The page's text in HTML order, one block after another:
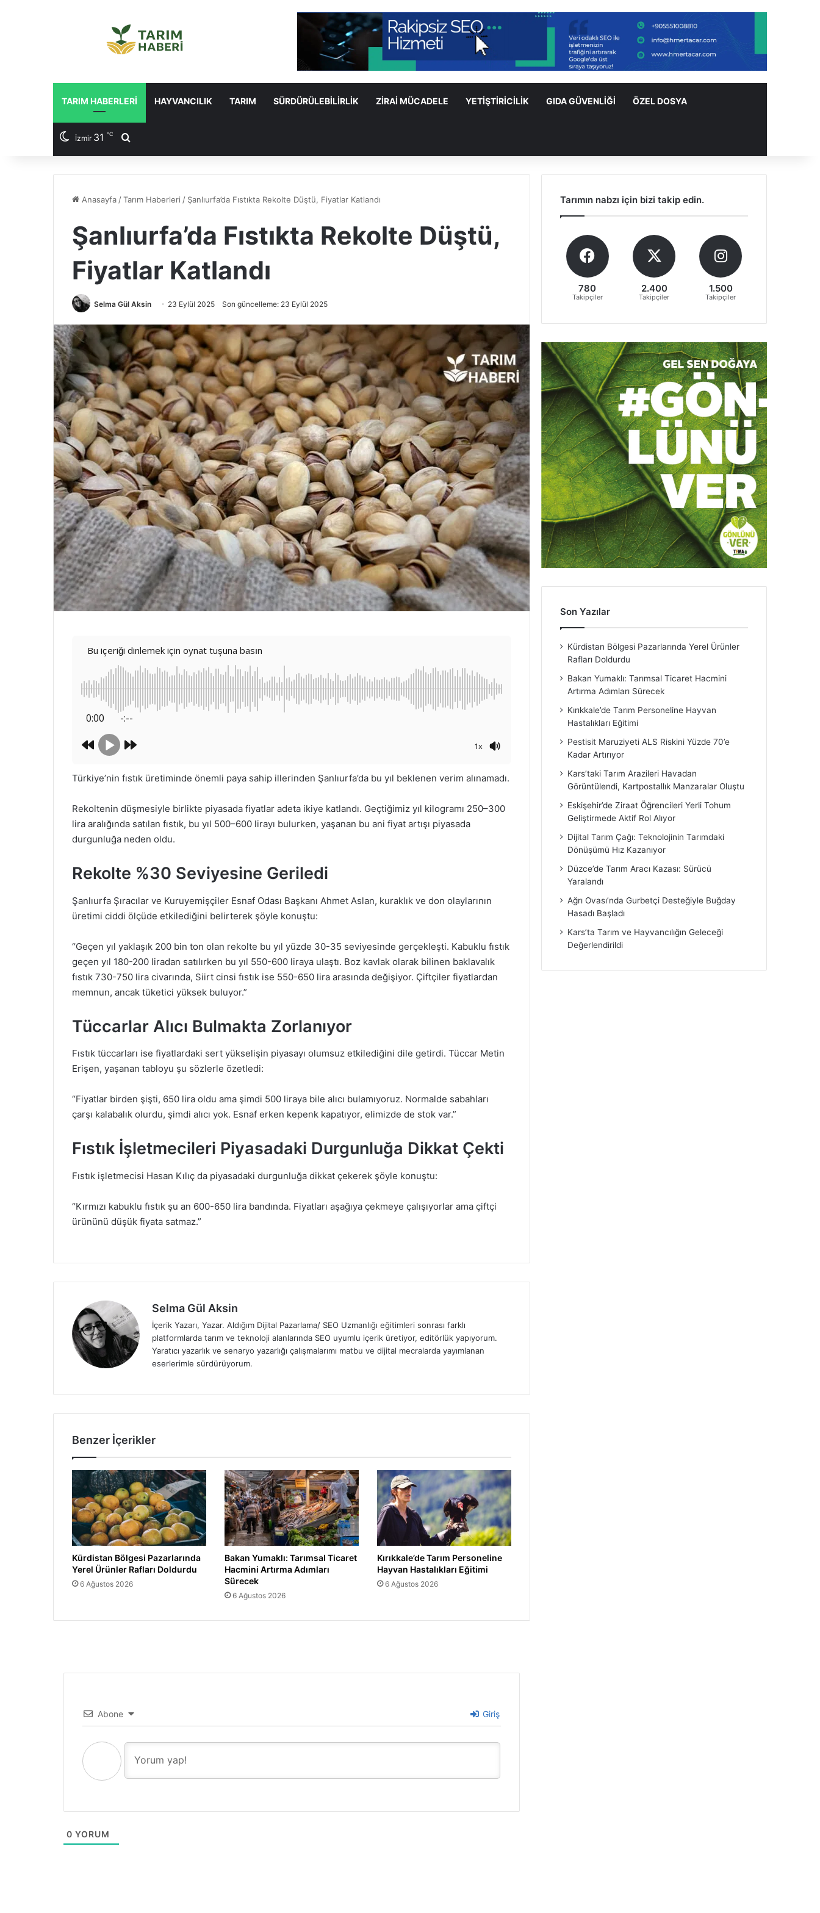
TARIM HABERLERI HAYVANCILIK TARIM SÜRDÜRÜLEBILIRLIK ZIRAI MÜCADELE YETIŞTIRICILIK GIDA GÜVENLIĞI ÖZEL DOSYA
İzmir 31 ℃ Arama yap ...
Anasayfa/Tarım Haberleri / Şanlıurfa’da Fıstıkta Rekolte Düştü, Fiyatlar Katlandı
Şanlıurfa’da Fıstıkta Rekolte Düştü,
Fiyatlar Katlandı
Selma Gül Aksin 23 Eylül 2025 Son güncelleme: 23 Eylül 2025
Bu içeriği dinlemek için oynat tuşuna basın
0:00 -:--
1x
Türkiye’nin fıstık üretiminde önemli paya sahip illerinden Şanlıurfa’da bu yıl beklenen verim alınamadı.
Rekoltenin düşmesiyle birlikte piyasada fiyatlar adeta ikiye katlandı. Geçtiğimiz yıl kilogramı 250–300
lira aralığında satılan fıstık, bu yıl 500–600 lirayı bulurken, yaşanan bu ani fiyat artışı piyasada
durgunluğa neden oldu.
Rekolte %30 Seviyesine Geriledi
Şanlıurfa Şıracılar ve Kuruyemişçiler Esnaf Odası Başkanı Ahmet Aslan, kuraklık ve don olaylarının
üretimi ciddi ölçüde etkilediğini belirterek şöyle konuştu:
“Geçen yıl yaklaşık 200 bin ton olan rekolte bu yıl yüzde 30-35 seviyesinde gerçekleşti. Kabuklu fıstık
geçen yıl 180-200 liradan satılırken bu yıl 550-600 liraya ulaştı. Boz kavlak olarak bilinen baklavalık
fıstık 730-750 lira civarında, Siirt cinsi fıstık ise 550-650 lira arasında değişiyor. Çiftçiler fiyatlardan
memnun, ancak tüketici yüksek buluyor.”
Tüccarlar Alıcı Bulmakta Zorlanıyor
Fıstık tüccarları ise fiyatlardaki sert yükselişin piyasayı olumsuz etkilediğini dile getirdi. Tüccar Metin
Erişen, yaşanan tabloyu şu sözlerle özetledi:
“Fiyatlar birden şişti, 650 lira oldu ama şimdi 500 liraya bile alıcı bulamıyoruz. Normalde sabahları
çarşı kalabalık olurdu, şimdi alıcı yok. Esnaf erken kepenk kapatıyor, elimizde de stok var.”
Fıstık İşletmecileri Piyasadaki Durgunluğa Dikkat Çekti
Fıstık işletmecisi Hasan Kılıç da piyasadaki durgunluğa dikkat çekerek şöyle konuştu:
“Kırmızı kabuklu fıstık şu an 600-650 lira bandında. Fiyatları aşağıya çekmeye çalışıyorlar ama çiftçi
ürününü düşük fiyata satmaz.”
Selma Gül Aksin
İçerik Yazarı, Yazar. Aldığım Dijital Pazarlama/ SEO Uzmanlığı eğitimleri sonrası farklı
platformlarda tarım ve teknoloji alanlarında SEO uyumlu içerik üretiyor, editörlük yapıyorum.
Yaratıcı yazarlık ve senaryo yazarlığı çalışmalarımı matbu ve dijital mecralarda yayımlanan
eserlerimle sürdürüyorum.
Benzer İçerikler
Kürdistan Bölgesi Pazarlarında
Yerel Ürünler Rafları Doldurdu
6 Ağustos 2026
Bakan Yumaklı: Tarımsal Ticaret
Hacmini Artırma Adımları
Sürecek
6 Ağustos 2026
Kırıkkale’de Tarım Personeline
Hayvan Hastalıkları Eğitimi
6 Ağustos 2026
Abone Giriş
0 YORUM
Tarımın nabzı için bizi takip edin.
780
Takipçiler
2.400
Takipçiler
1.500
Takipçiler
Son Yazılar
Kürdistan Bölgesi Pazarlarında Yerel Ürünler
Rafları Doldurdu
Bakan Yumaklı: Tarımsal Ticaret Hacmini
Artırma Adımları Sürecek
Kırıkkale’de Tarım Personeline Hayvan
Hastalıkları Eğitimi
Pestisit Maruziyeti ALS Riskini Yüzde 70’e
Kadar Artırıyor
Kars’taki Tarım Arazileri Havadan
Görüntülendi, Kartpostallık Manzaralar Oluştu
Eskişehir’de Ziraat Öğrencileri Yerli Tohum
Geliştirmede Aktif Rol Alıyor
Dijital Tarım Çağı: Teknolojinin Tarımdaki
Dönüşümü Hız Kazanıyor
Düzce’de Tarım Aracı Kazası: Sürücü
Yaralandı
Ağrı Ovası’nda Gurbetçi Desteğiyle Buğday
Hasadı Başladı
Kars’ta Tarım ve Hayvancılığın Geleceği
Değerlendirildi